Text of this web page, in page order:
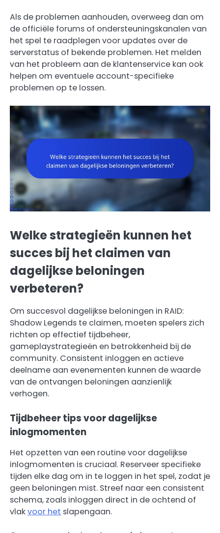
Als de problemen aanhouden, overweeg dan om
de officiële forums of ondersteuningskanalen van
het spel te raadplegen voor updates over de
serverstatus of bekende problemen. Het melden
van het probleem aan de klantenservice kan ook
helpen om eventuele account-specifieke
problemen op te lossen.
Welke strategieën kunnen het
succes bij het claimen van
dagelijkse beloningen
verbeteren?
Om succesvol dagelijkse beloningen in RAID:
Shadow Legends te claimen, moeten spelers zich
richten op effectief tijdbeheer,
gameplaystrategieën en betrokkenheid bij de
community. Consistent inloggen en actieve
deelname aan evenementen kunnen de waarde
van de ontvangen beloningen aanzienlijk
verhogen.
Tijdbeheer tips voor dagelijkse
inlogmomenten
Het opzetten van een routine voor dagelijkse
inlogmomenten is cruciaal. Reserveer specifieke
tijden elke dag om in te loggen in het spel, zodat je
geen beloningen mist. Streef naar een consistent
schema, zoals inloggen direct in de ochtend of
vlakvoor het slapengaan.